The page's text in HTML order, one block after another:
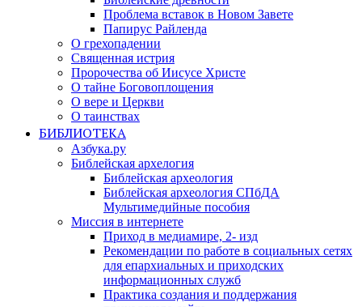
Проблема вставок в Новом Завете
Папирус Райленда
О грехопадении
Священная истрия
Пророчества об Иисусе Христе
О тайне Боговоплощения
О вере и Церкви
О таинствах
БИБЛИОТЕКА
Азбука.ру
Библейская архелогия
Библейская археология
Библейская археология СПбДА
Мультимедийные пособия
Миссия в интернете
Приход в медиамире, 2- изд
Рекомендации по работе в социальных сетях
для епархиальных и приходских
информационных служб
Практика создания и поддержания